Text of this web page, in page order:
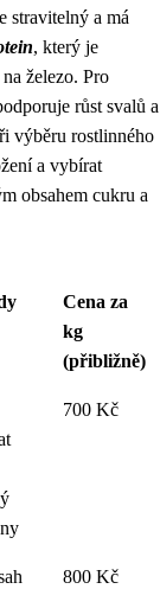
stravitelný a má
, který je
železo. Pro
růst svalů a
výběru rostlinného
a vybírat
obsahem cukru a
Cena za
kg
(přibližně)
700 Kč
800 Kč